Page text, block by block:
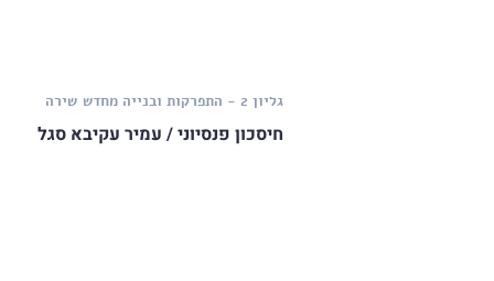
גליון 2 - התפרקות ובנייה מחדש שירה
חיסכון פנסיוני / עמיר עקיבא סגל